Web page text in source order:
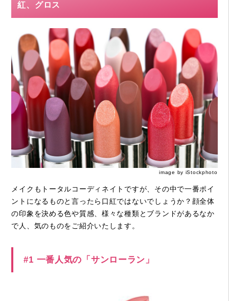
紅、グロス
image by iStockphoto
メイクもトータルコーディネイトですが、その中で一番ポイ
ントになるものと言ったら口紅ではないでしょうか？顔全体
の印象を決める色や質感、様々な種類とブランドがあるなか
で人、気のものをご紹介いたします。
#1 一番人気の「サンローラン」